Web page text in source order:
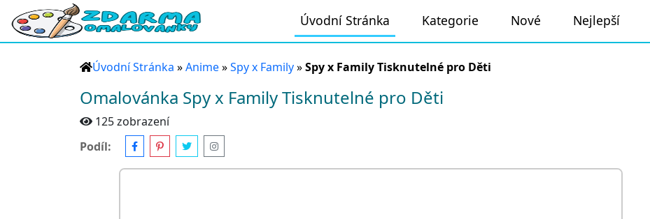
Úvodní Stránka Kategorie Nové Nejlepší
Úvodní Stránka »Anime»Spy x Family»Spy x Family Tisknutelné pro Děti
Omalovánka Spy x Family Tisknutelné pro Děti
125 zobrazení
Podíl: